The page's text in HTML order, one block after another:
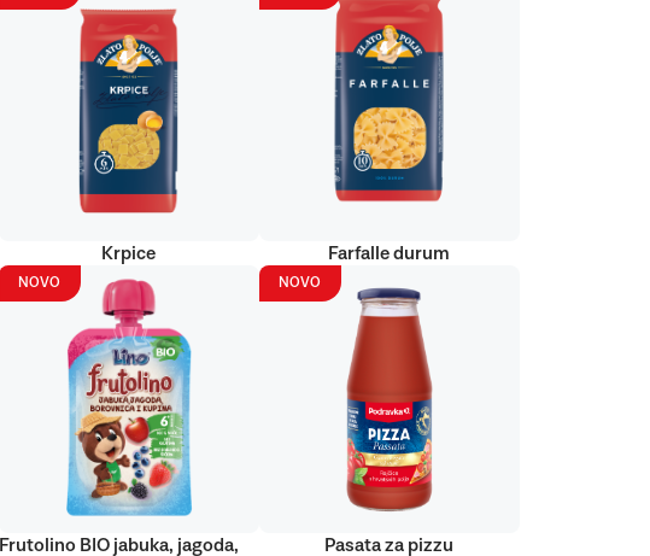
Krpice Farfalle durum
NOVO
Frutolino BIO jabuka, jagoda,
NOVO
Pasata za pizzu